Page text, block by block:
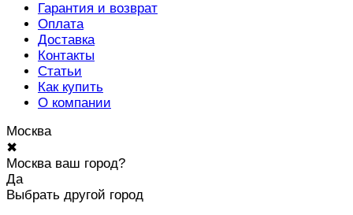
Гарантия и возврат
Оплата
Доставка
Контакты
Статьи
Как купить
О компании
Москва
✖
Москва ваш город?
Да
Выбрать другой город